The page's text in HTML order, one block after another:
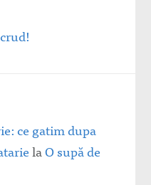
ce gatim dupa
laO supă de